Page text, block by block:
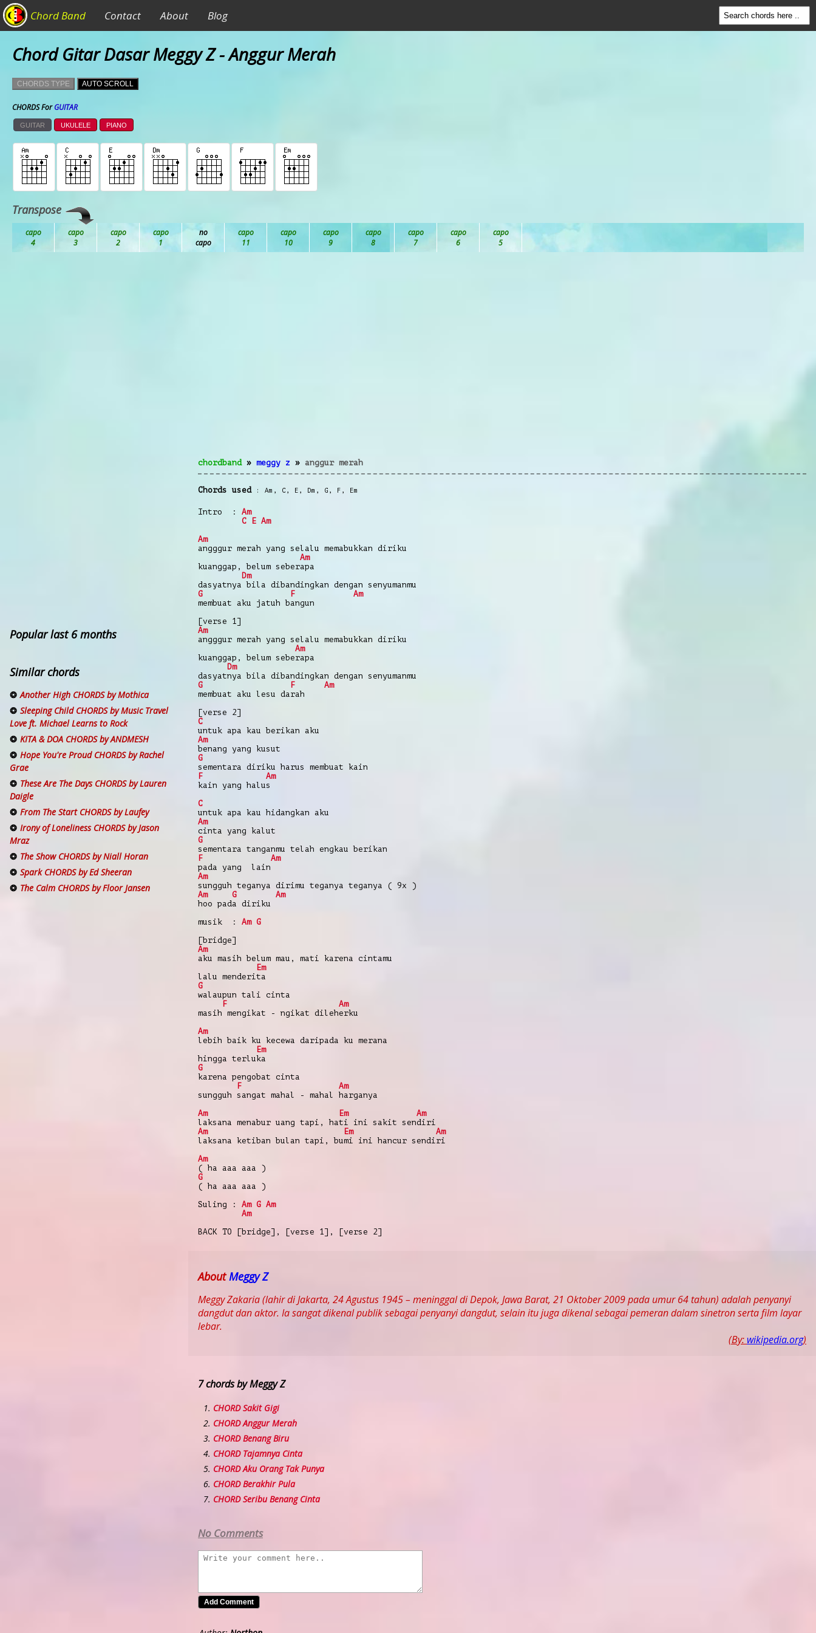
Chord Band Contact About Blog
Chord Gitar Dasar Meggy Z - Anggur Merah
CHORDS TYPE AUTO SCROLL
CHORDS ForGUITAR
GUITAR UKULELE PIANO
Transpose
chordband» meggy z » anggur merah
Chords used Am , C , E , Dm , G , F , Em
Intro : Am
C
E Am
Am
angggur merah yang selalu memabukkan diriku
Am
kuanggap, belum seberapa
Dm
dasyatnya bila dibandingkan dengan senyumanmu
G
F
Am
membuat aku jatuh bangun
[verse 1]
Am
angggur merah yang selalu memabukkan diriku
Am
kuanggap, belum seberapa
Dm
dasyatnya bila dibandingkan dengan senyumanmu
G
F
Am
membuat aku lesu darah
[verse 2]
C
untuk apa kau berikan aku
Am
benang yang kusut
G
sementara diriku harus membuat kain
F
Am
kain yang halus
C
untuk apa kau hidangkan aku
Am
cinta yang kalut
G
sementara tanganmu telah engkau berikan
F
Am
pada yang lain
Am
sungguh teganya dirimu teganya teganya ( 9x )
Am
G
Am
hoo pada diriku
musik : Am G
[bridge]
Am
aku masih belum mau, mati karena cintamu
Em
lalu menderita
G
walaupun tali cinta
F
Am
masih mengikat - ngikat dileherku
Am
lebih baik ku kecewa daripada ku merana
Em
hingga terluka
G
karena pengobat cinta
F
Am
sungguh sangat mahal - mahal harganya
Am
Em
Am
laksana menabur uang tapi, hati ini sakit sendiri
Am
Em
Am
laksana ketiban bulan tapi, bumi ini hancur sendiri
Am
( ha aaa aaa )
G
( ha aaa aaa )
Suling : Am G Am
Am
BACK TO [bridge], [verse 1], [verse 2]
Popular last 6 months
Similar chords
Another High CHORDS by Mothica
Sleeping Child CHORDS by Music Travel
Love ft. Michael Learns to Rock
KITA & DOA CHORDS by ANDMESH
Hope You're Proud CHORDS by Rachel
Grae
These Are The Days CHORDS by Lauren
Daigle
From The Start CHORDS by Laufey
Irony of Loneliness CHORDS by Jason
Mraz
The Show CHORDS by Niall Horan
Spark CHORDS by Ed Sheeran
The Calm CHORDS by Floor Jansen
AboutMeggy Z
Meggy Zakaria (lahir di Jakarta, 24 Agustus 1945 – meninggal di Depok, Jawa Barat, 21 Oktober 2009 pada umur 64 tahun) adalah penyanyi
dangdut dan aktor. Ia sangat dikenal publik sebagai penyanyi dangdut, selain itu juga dikenal sebagai pemeran dalam sinetron serta film layar
lebar.
(By: wikipedia.org)
7 chords by Meggy Z
CHORD Sakit Gigi
CHORD Anggur Merah
CHORD Benang Biru
CHORD Tajamnya Cinta
CHORD Aku Orang Tak Punya
CHORD Berakhir Pula
CHORD Seribu Benang Cinta
No Comments